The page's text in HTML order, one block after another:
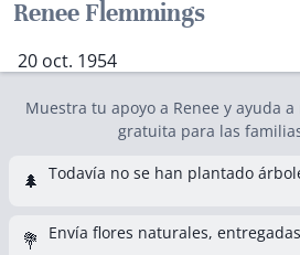
Renee Flemmings
20 oct. 1954
Muestra tu apoyo a Renee y ayuda
gratuita para las
🌲 Todavía no se han plantado
💐 Envía flores naturales,